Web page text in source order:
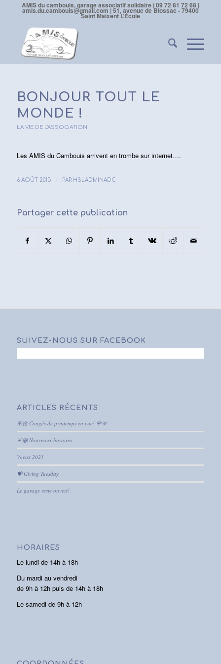
AMIS du cambouis, garage associatif solidaire | 09 72 81 72 68 |
amis.du.cambouis@gmail.com | 51, avenue de Blossac - 79400
Saint Maixent L’École
BONJOUR TOUT LE
MONDE !
LA VIE DE L'ASSOCIATION
Les AMIS du Cambouis arrivent en trombe sur internet….
6 AOÛT 2015 PAR HSLADMINADC
Partager cette publication
SUIVEZ-NOUS SUR FACEBOOK
ARTICLES RÉCENTS
🌸🌼 Congés de printemps en vue! 🌹🌞
🚨😷 Nouveaux horaires
Voeux 2021
💝 Giving Tuesday
Le garage reste ouvert!
HORAIRES
Le lundi de 14h à 18h
Du mardi au vendredi
de 9h à 12h puis de 14h à 18h
Le samedi de 9h à 12h